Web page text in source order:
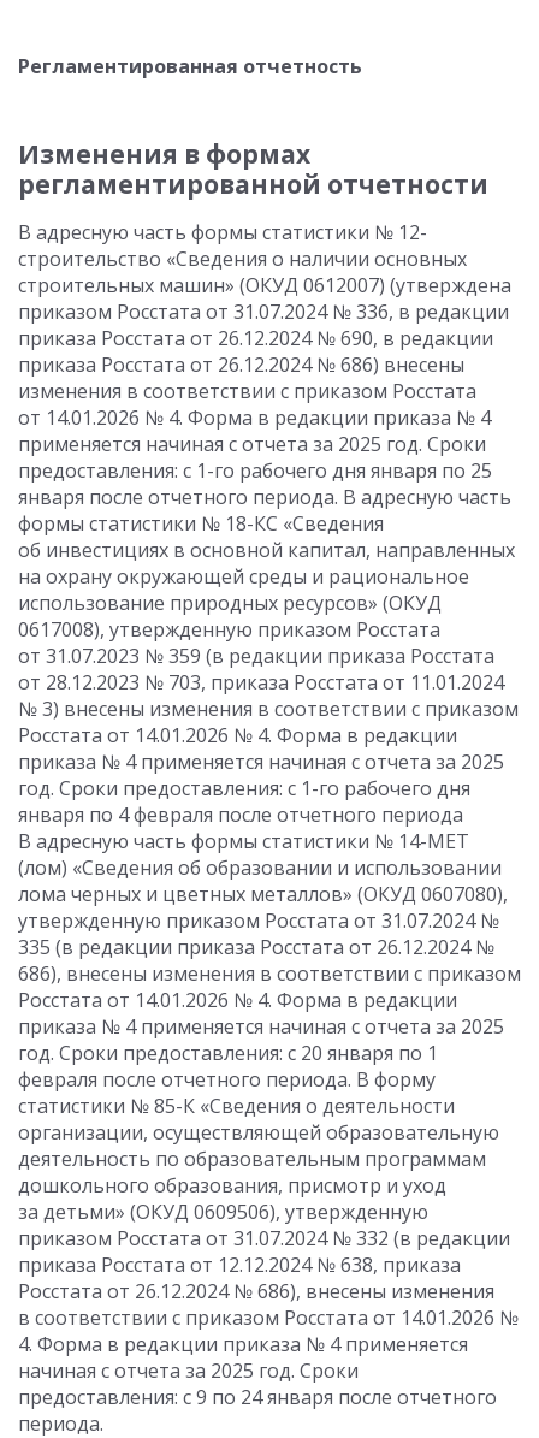
Регламентированная отчетность
Изменения в формах
регламентированной отчетности
В адресную часть формы статистики № 12-
строительство «Сведения о наличии основных
строительных машин» (ОКУД 0612007) (утверждена
приказом Росстата от 31.07.2024 № 336, в редакции
приказа Росстата от 26.12.2024 № 690, в редакции
приказа Росстата от 26.12.2024 № 686) внесены
изменения в соответствии с приказом Росстата
от 14.01.2026 № 4. Форма в редакции приказа № 4
применяется начиная с отчета за 2025 год. Сроки
предоставления: с 1-го рабочего дня января по 25
января после отчетного периода. В адресную часть
формы статистики № 18-КС «Сведения
об инвестициях в основной капитал, направленных
на охрану окружающей среды и рациональное
использование природных ресурсов» (ОКУД
0617008), утвержденную приказом Росстата
от 31.07.2023 № 359 (в редакции приказа Росстата
от 28.12.2023 № 703, приказа Росстата от 11.01.2024
№ 3) внесены изменения в соответствии с приказом
Росстата от 14.01.2026 № 4. Форма в редакции
приказа № 4 применяется начиная с отчета за 2025
год. Сроки предоставления: с 1-го рабочего дня
января по 4 февраля после отчетного периода
В адресную часть формы статистики № 14-МЕТ
(лом) «Сведения об образовании и использовании
лома черных и цветных металлов» (ОКУД 0607080),
утвержденную приказом Росстата от 31.07.2024 №
335 (в редакции приказа Росстата от 26.12.2024 №
686), внесены изменения в соответствии с приказом
Росстата от 14.01.2026 № 4. Форма в редакции
приказа № 4 применяется начиная с отчета за 2025
год. Сроки предоставления: с 20 января по 1
февраля после отчетного периода. В форму
статистики № 85-К «Сведения о деятельности
организации, осуществляющей образовательную
деятельность по образовательным программам
дошкольного образования, присмотр и уход
за детьми» (ОКУД 0609506), утвержденную
приказом Росстата от 31.07.2024 № 332 (в редакции
приказа Росстата от 12.12.2024 № 638, приказа
Росстата от 26.12.2024 № 686), внесены изменения
в соответствии с приказом Росстата от 14.01.2026 №
4. Форма в редакции приказа № 4 применяется
начиная с отчета за 2025 год. Сроки
предоставления: с 9 по 24 января после отчетного
периода.